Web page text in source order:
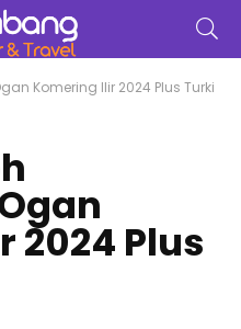
Komering Ilir 2024 Plus Turki
2024 Plus